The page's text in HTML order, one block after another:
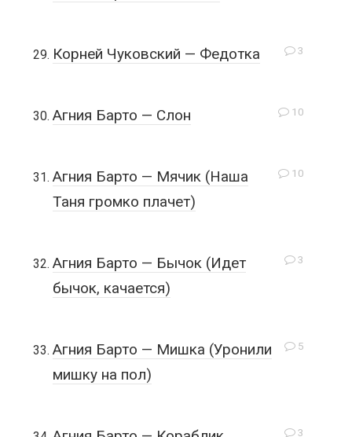
3
Корней Чуковский — Федотка
10
Агния Барто — Слон
10
Агния Барто — Мячик (Наша
Таня громко плачет)
3
Агния Барто — Бычок (Идет
бычок, качается)
5
Агния Барто — Мишка (Уронили
мишку на пол)
3